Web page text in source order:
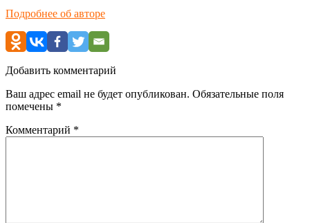
Подробнее об авторе
Добавить комментарий
Ваш адрес email не будет опубликован. Обязательные поля
помечены *
Комментарий *